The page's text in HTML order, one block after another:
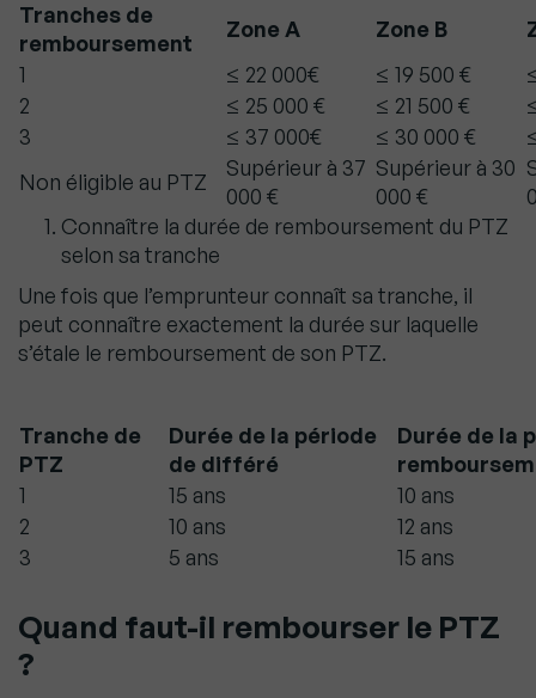
Tranches de
remboursement
Zone A Zone B
1
≤ 22 000€ ≤ 19 500 €
2
≤ 25 000 € ≤ 21 500 €
3
≤ 37 000€ ≤ 30 000 €
Non éligible au PTZ
Supérieur à 37
000 €
Supérieur à 30
000 €
Connaître la durée de remboursement du PTZ
selon sa tranche
Une fois que l’emprunteur connaît sa tranche, il
peut connaître exactement la durée sur laquelle
s’étale le remboursement de son PTZ.
Tranche de
PTZ
Durée de la période
de différé
Durée de la
1
15 ans
10 ans
2
10 ans
12 ans
3
5 ans 15 ans
Quand faut-il rembourser le PTZ
?